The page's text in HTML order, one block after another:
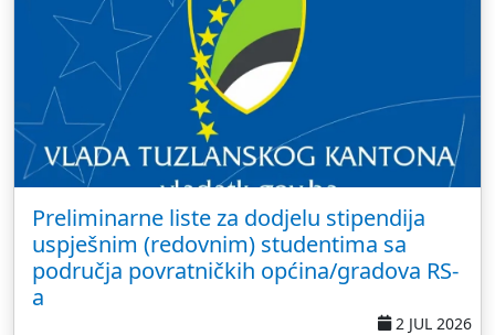
Preliminarne liste za dodjelu stipendija
uspješnim (redovnim) studentima sa
područja povratničkih općina/gradova RS-
a
2 JUL 2026